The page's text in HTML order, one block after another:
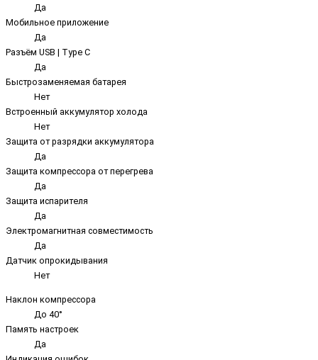
Да
Мобильное приложение
Да
Разъём USB | Type C
Да
Быстрозаменяемая батарея
Нет
Встроенный аккумулятор холода
Нет
Защита от разрядки аккумулятора
Да
Защита компрессора от перегрева
Да
Защита испарителя
Да
Электромагнитная совместимость
Да
Датчик опрокидывания
Нет
Наклон компрессора
До 40°
Память настроек
Да